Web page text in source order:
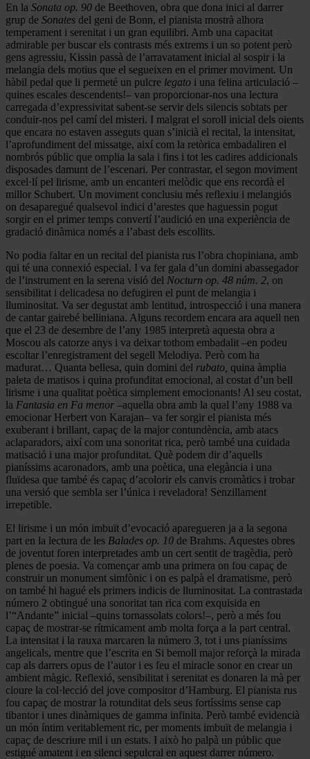
En la Sonata op. 90 de Beethoven, obra que dona inici al darrer
grup de Sonates del geni de Bonn, el pianista mostrà alhora
temperament i serenitat i un gran equilibri. Amb una capacitat
admirable per buscar els contrasts més extrems i un so potent però
gens agressiu, Kissin passà de l’arravatament inicial al sospir i la
melangia dels motius que el segueixen en el primer moviment. Un
hàbil pedal que li permeté un pulcre legato i una felina articulació –
quines escales descendents!– van proporcionar-nos una lectura
carregada d’expressivitat sabent-se servir dels silencis sobtats per
conduir-nos pel camí del misteri. I malgrat el soroll inicial dels oients
que encara no estaven asseguts quan s’inicià el recital, la intensitat,
l’aprofundiment del missatge, així com la retòrica embadaliren el
nombrós públic que omplia la sala i fins i tot les cadires addicionals
disposades damunt de l’escenari. Per contrastar, el segon moviment
excel·lí pel lirisme, amb un encanteri melòdic que ens recordà el
millor Schubert. Un moviment conclusiu més reflexiu i melangiós
on desaparegué qualsevol indici d’arestes que haguessin pogut
sorgir en el primer temps convertí l’audició en una experiència de
gradació dinàmica només a l’abast dels escollits.
No podia faltar en un recital del pianista rus l’obra chopiniana, amb
qui té una connexió especial. I va fer gala d’un domini abassegador
de l’instrument en la serena visió del Nocturn op. 48 núm. 2, on
sensibilitat i delicadesa no defugiren el punt de melangia i
lluminositat. Va ser degustat amb lentitud, introspecció i una manera
de cantar gairebé belliniana. Alguns recordem encara ara aquell nen
que el 23 de desembre de l’any 1985 interpretà aquesta obra a
Moscou als catorze anys i va deixar tothom embadalit –en podeu
escoltar l’enregistrament del segell Melodiya. Però com ha
madurat… Quanta bellesa, quin domini del rubato, quina àmplia
paleta de matisos i quina profunditat emocional, al costat d’un bell
lirisme i una qualitat poètica simplement emocionants! Al seu costat,
la Fantasia en Fa menor –aquella obra amb la qual l’any 1988 va
emocionar Herbert von Karajan– va fer sorgir el pianista més
exuberant i brillant, capaç de la major contundència, amb atacs
aclaparadors, així com una sonoritat rica, però també una cuidada
matisació i una major profunditat. Què podem dir d’aquells
pianíssims acaronadors, amb una poètica, una elegància i una
fluïdesa que també és capaç d’acolorir els canvis cromàtics i trobar
una versió que sembla ser l’única i reveladora! Senzillament
irrepetible.
El lirisme i un món imbuït d’evocació aparegueren ja a la segona
part en la lectura de les Balades op. 10 de Brahms. Aquestes obres
de joventut foren interpretades amb un cert sentit de tragèdia, però
plenes de poesia. Va començar amb una primera on fou capaç de
construir un monument simfònic i on es palpà el dramatisme, però
on també hi hagué els primers indicis de lluminositat. La contrastada
número 2 obtingué una sonoritat tan rica com exquisida en
l’“Andante” inicial –quins tornassolats colors!–, però a més fou
capaç de mostrar-se rítmicament amb molta força a la part central.
La intensitat i la rauxa marcaren la número 3, tot i uns pianíssims
angelicals, mentre que l’escrita en Si bemoll major reforçà la mirada
cap als darrers opus de l’autor i es feu el miracle sonor en crear un
ambient màgic. Reflexió, sensibilitat i serenitat es donaren la mà per
cloure la col·lecció del jove compositor d’Hamburg. El pianista rus
fou capaç de mostrar la rotunditat dels seus fortíssims sense cap
tibantor i unes dinàmiques de gamma infinita. Però també evidencià
un món íntim veritablement ric, per moments imbuït de melangia i
capaç de descriure mil i un estats. I això ho palpà un públic que
estigué amatent i en silenci sepulcral en aquest darrer número.